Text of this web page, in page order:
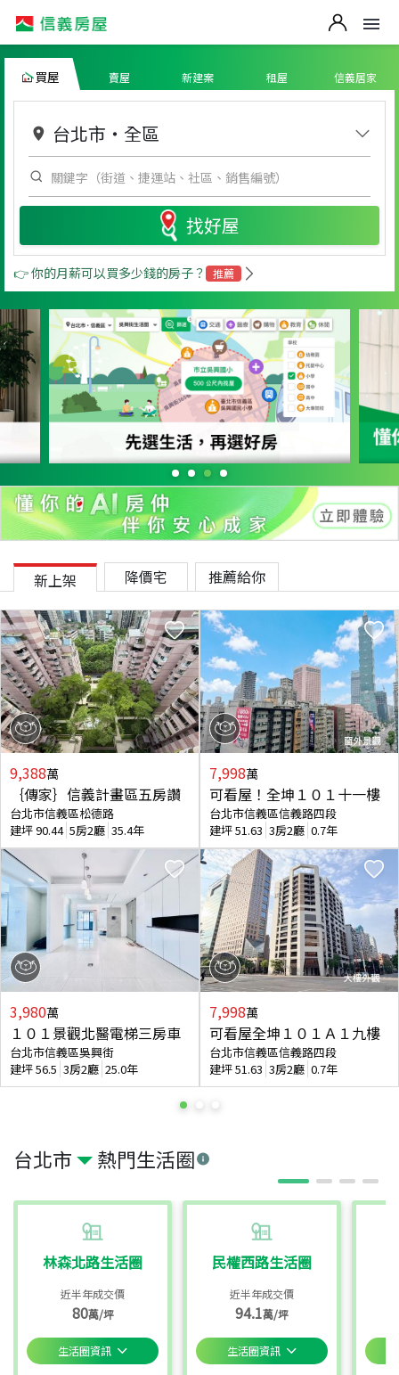
買屋 賣屋 新建案 租屋 信義居家
台北市 ・ 全區
找好屋
👉 你的月薪可以買多少錢的房子？ 推薦
台北市 熱門生活圈
林森北路生活圈
近半年成交價
80萬/坪
生活圈資訊
民權西路生活圈
近半年成交價
94.1萬/坪
生活圈資訊
新上架 降價宅 推薦給你
9,388萬
｛傳家｝信義計畫區五房讚
台北市信義區松德路
建坪90.44 5房2廳 35.4年
3,980萬
１０１景觀北醫電梯三房車
台北市信義區吳興街
建坪56.5 3房2廳 25.0年
7,998萬
可看屋！全坤１０１十一樓
台北市信義區信義路四段
建坪51.63 3房2廳 0.7年
7,998萬
可看屋全坤１０１Ａ１九樓
台北市信義區信義路四段
建坪51.63 3房2廳 0.7年